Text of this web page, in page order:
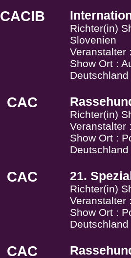
CACIB
Richter(in)
Slovenien
Veranstalter
Show Ort :
Deutschland
CAC
Richter(in)
Veranstalter
Show Ort :
Deutschland
CAC 21.
Richter(in)
Veranstalter
Show Ort :
Deutschland
CAC